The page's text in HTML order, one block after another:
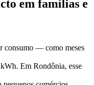
em famílias e
consumo — como meses
Em Rondônia, esse